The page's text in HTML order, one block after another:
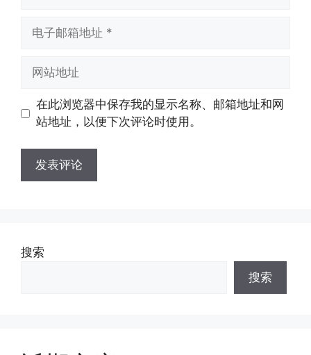
址
址
在此浏览器中保存我的显示名称、邮箱地址和网
站地址，以便下次评论时使用。
搜索
搜索